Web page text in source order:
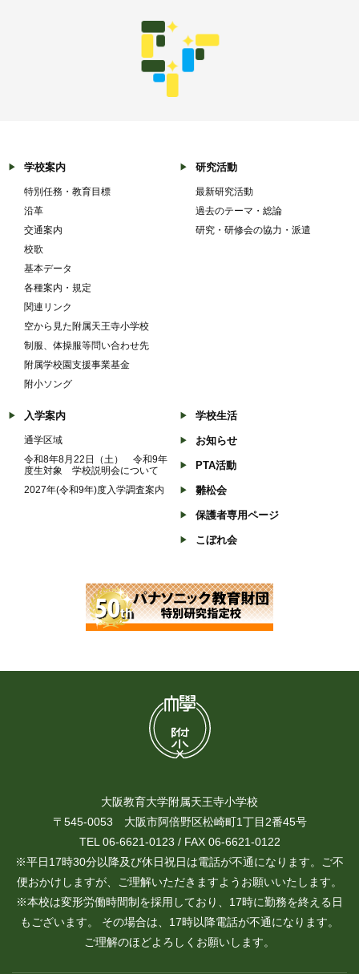
学校案内
特別任務・教育目標
沿革
交通案内
校歌
基本データ
各種案内・規定
関連リンク
空から見た附属天王寺小学校
制服、体操服等問い合わせ先
附属学校園支援事業基金
附小ソング
研究活動
最新研究活動
過去のテーマ・総論
研究・研修会の協力・派遣
入学案内
通学区域
令和8年8月22日（土） 令和9年
度生対象 学校説明会について
2027年(令和9年)度入学調査案内
学校生活
お知らせ
PTA活動
雛松会
保護者専用ページ
こぼれ会
大阪教育大学附属天王寺小学校
〒545-0053 大阪市阿倍野区松崎町1丁目2番45号
TEL 06-6621-0123 / FAX 06-6621-0122
※平日17時30分以降及び休日祝日は電話が不通になります。ご不
便おかけしますが、ご理解いただきますようお願いいたします。
※本校は変形労働時間制を採用しており、17時に勤務を終える日
もございます。 その場合は、17時以降電話が不通になります。
ご理解のほどよろしくお願いします。